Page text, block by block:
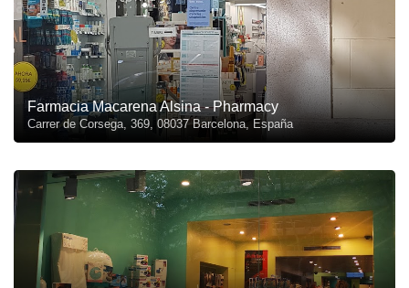
Farmacia Macarena Alsina - Pharmacy
Carrer de Corsega, 369, 08037 Barcelona, España